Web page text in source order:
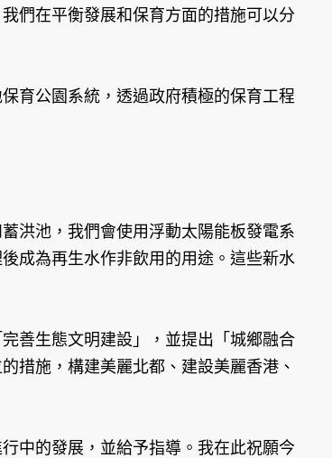
們在平衡發展和保育方面的措施可以分
育公園系統，透過政府積極的保育工程
洪池，我們會使用浮動太陽能板發電系
成為再生水作非飲用的用途。這些新水
善生態文明建設」，並提出「城鄉融合
措施，構建美麗北都、建設美麗香港、
中的發展，並給予指導。我在此祝願今